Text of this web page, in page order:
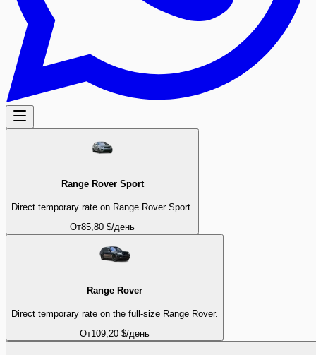
Range Rover Sport
Direct temporary rate on Range Rover Sport.
От85,80 $/день
Range Rover
Direct temporary rate on the full-size Range Rover.
От109,20 $/день